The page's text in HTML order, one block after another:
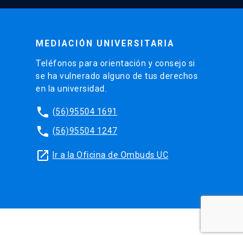
MEDIACIÓN UNIVERSITARIA
Teléfonos para orientación y consejo si
se ha vulnerado alguno de tus derechos
en la universidad.
phone (56)95504 1691
phone (56)95504 1247
launch Ir a la Oficina de Ombuds UC